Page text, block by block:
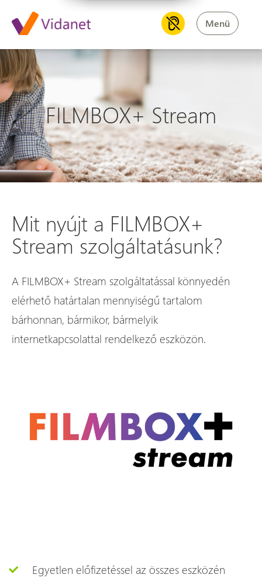
Menü
FILMBOX+ Stream
Mit nyújt a FILMBOX+
Stream szolgáltatásunk?
A FILMBOX+ Stream szolgáltatással könnyedén
elérhető határtalan mennyiségű tartalom
bárhonnan, bármikor, bármelyik
internetkapcsolattal rendelkező eszközön.
Egyetlen előfizetéssel az összes eszközén